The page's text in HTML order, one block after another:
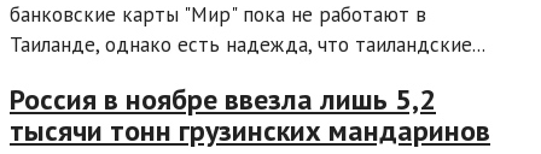
банковские карты "Мир" пока не работают в
Таиланде, однако есть надежда, что таиландские...
Россия в ноябре ввезла лишь 5,2
тысячи тонн грузинских мандаринов